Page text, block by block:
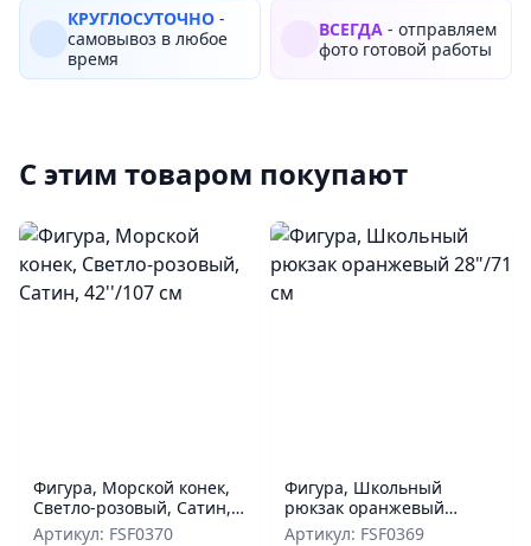
КРУГЛОСУТОЧНО -
самовывоз в любое
время
ВСЕГДА - отправляем
фото готовой работы
С этим товаром покупают
Фигура, Морской конек,
Светло-розовый, Сатин,
42''/107 см
Артикул: FSF0370
Фигура, Школьный
рюкзак оранжевый
28"/71 см
Артикул: FSF0369